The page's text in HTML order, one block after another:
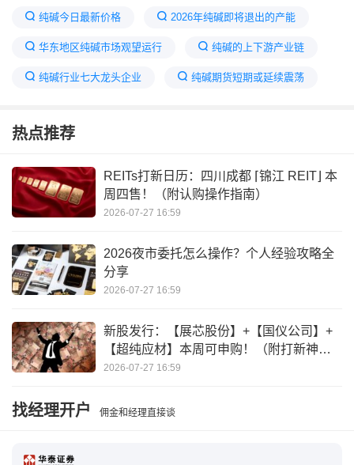
纯碱今日最新价格 2026年纯碱即将退出的产能
华东地区纯碱市场观望运行 纯碱的上下游产业链
纯碱行业七大龙头企业 纯碱期货短期或延续震荡
纯碱未来行情预测
纯碱会不会跌破1000元 纯碱供需
热点推荐
REITs打新日历：四川成都 ⌈锦江 REIT⌋ 本
周四售！（附认购操作指南）
2026-07-27 16:59
2026夜市委托怎么操作？个人经验攻略全
分享
2026-07-27 16:59
新股发行：【展芯股份】+【国仪公司】+
【超纯应材】本周可申购！（附打新神
器）
2026-07-27 16:59
找经理开户 佣金和经理直接谈